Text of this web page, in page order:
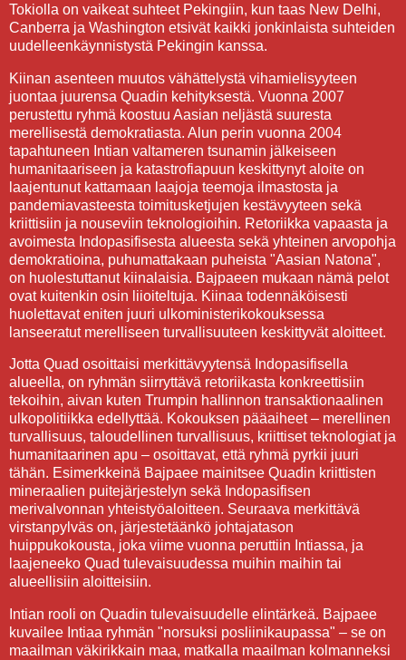
Tokiolla on vaikeat suhteet Pekingiin, kun taas New Delhi,
Canberra ja Washington etsivät kaikki jonkinlaista suhteiden
uudelleenkäynnistystä Pekingin kanssa.
Kiinan asenteen muutos vähättelystä vihamielisyyteen
juontaa juurensa Quadin kehityksestä. Vuonna 2007
perustettu ryhmä koostuu Aasian neljästä suuresta
merellisestä demokratiasta. Alun perin vuonna 2004
tapahtuneen Intian valtameren tsunamin jälkeiseen
humanitaariseen ja katastrofiapuun keskittynyt aloite on
laajentunut kattamaan laajoja teemoja ilmastosta ja
pandemiavasteesta toimitusketjujen kestävyyteen sekä
kriittisiin ja nouseviin teknologioihin. Retoriikka vapaasta ja
avoimesta Indopasifisesta alueesta sekä yhteinen arvopohja
demokratioina, puhumattakaan puheista "Aasian Natona",
on huolestuttanut kiinalaisia. Bajpaeen mukaan nämä pelot
ovat kuitenkin osin liioiteltuja. Kiinaa todennäköisesti
huolettavat eniten juuri ulkoministerikokouksessa
lanseeratut merelliseen turvallisuuteen keskittyvät aloitteet.
Jotta Quad osoittaisi merkittävyytensä Indopasifisella
alueella, on ryhmän siirryttävä retoriikasta konkreettisiin
tekoihin, aivan kuten Trumpin hallinnon transaktionaalinen
ulkopolitiikka edellyttää. Kokouksen pääaiheet – merellinen
turvallisuus, taloudellinen turvallisuus, kriittiset teknologiat ja
humanitaarinen apu – osoittavat, että ryhmä pyrkii juuri
tähän. Esimerkkeinä Bajpaee mainitsee Quadin kriittisten
mineraalien puitejärjestelyn sekä Indopasifisen
merivalvonnan yhteistyöaloitteen. Seuraava merkittävä
virstanpylväs on, järjestetäänkö johtajatason
huippukokousta, joka viime vuonna peruttiin Intiassa, ja
laajeneeko Quad tulevaisuudessa muihin maihin tai
alueellisiin aloitteisiin.
Intian rooli on Quadin tulevaisuudelle elintärkeä. Bajpaee
kuvailee Intiaa ryhmän "norsuksi posliinikaupassa" – se on
maailman väkirikkain maa, matkalla maailman kolmanneksi